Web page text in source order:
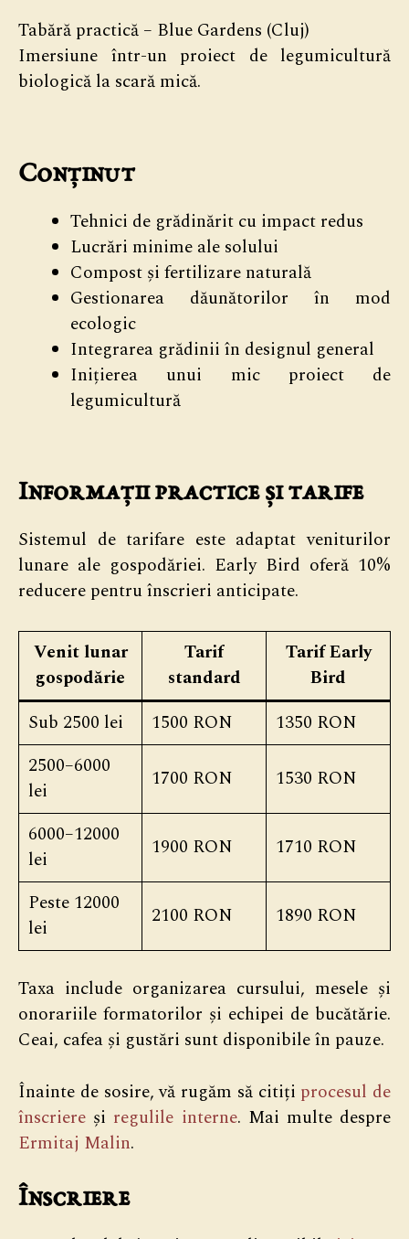
Tabără practică – Blue Gardens (Cluj)
Imersiune într-un proiect de legumicultură
biologică la scară mică.
Conținut
Tehnici de grădinărit cu impact redus
Lucrări minime ale solului
Compost și fertilizare naturală
Gestionarea dăunătorilor în mod
ecologic
Integrarea grădinii în designul general
Inițierea unui mic proiect de
legumicultură
Informații practice și tarife
Sistemul de tarifare este adaptat veniturilor
lunare ale gospodăriei. Early Bird oferă 10%
reducere pentru înscrieri anticipate.
Venit lunar
gospodărie
Tarif
standard
Tarif Early
Bird
Sub 2500 lei
1500 RON
1350 RON
2500–6000
lei
1700 RON 1530 RON
6000–12000
lei
1900 RON 1710 RON
Peste 12000
lei
2100 RON 1890 RON
Taxa include organizarea cursului, mesele și
onorariile formatorilor și echipei de bucătărie.
Ceai, cafea și gustări sunt disponibile în pauze.
Înainte de sosire, vă rugăm să citiți procesul de
înscriere și regulile interne. Mai multe despre
Ermitaj Malin.
Înscriere